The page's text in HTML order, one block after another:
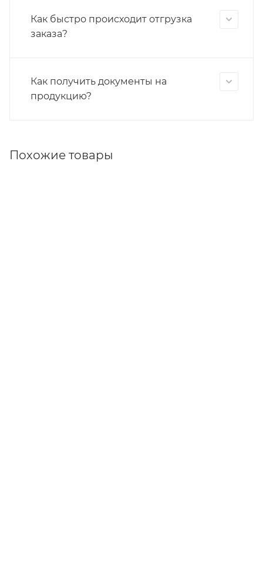
Как быстро происходит отгрузка
заказа?
Как получить документы на
продукцию?
Похожие товары